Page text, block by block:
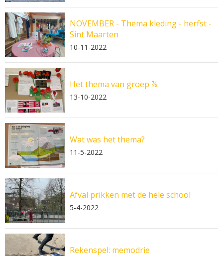
NOVEMBER - Thema kleding - herfst -
Sint Maarten
10-11-2022
Het thema van groep ⅞
13-10-2022
Wat was het thema?
11-5-2022
Afval prikken met de hele school
5-4-2022
Rekenspel: memodrie